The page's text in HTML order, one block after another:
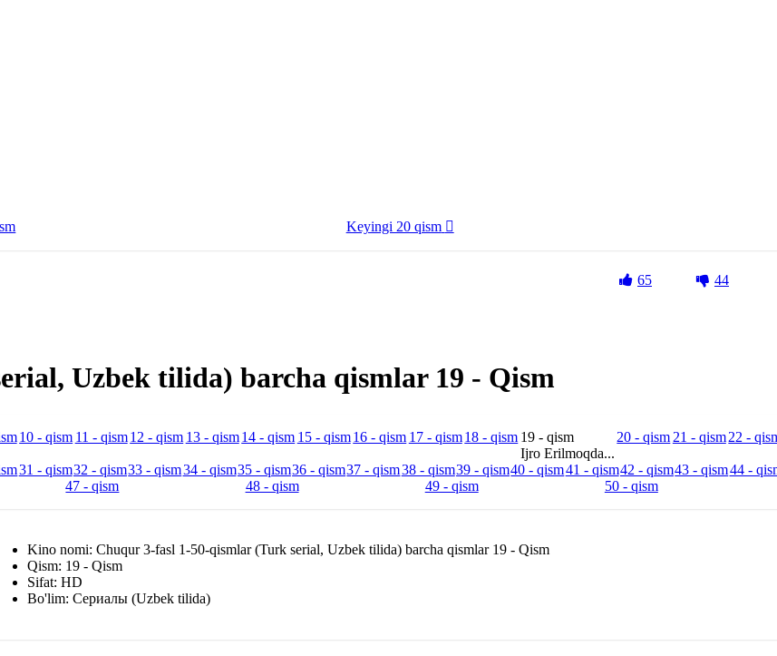
Keyingi 20 qism
65 44
Uzbek tilida) barcha qismlar 19 - Qism
10 - qism 11 - qism12 - qism 13 - qism14 - qism 15 - qism16 - qism 17 - qism18 - qism 19 - qism
Ijro Erilmoqda...
20 - qism 21 - qism22 -
31 - qism32 - qism33 - qism34 - qism35 - qism36 - qism37 - qism38 - qism39 - qism40 - qism41 - qism42 - qism43 - qism44 -
47 - qism 48 - qism 49 - qism 50 - qism
Kino nomi: Chuqur 3-fasl 1-50-qismlar (Turk serial, Uzbek tilida) barcha qismlar 19 - Qism
Qism: 19 - Qism
Sifat: HD
Bo'lim: Сериалы (Uzbek tilida)